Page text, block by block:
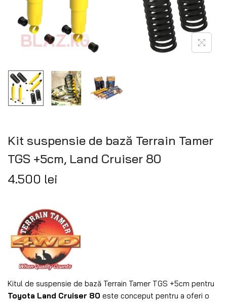
Kit suspensie de bază Terrain Tamer
TGS +5cm, Land Cruiser 80
4.500 lei
Kitul de suspensie de bază Terrain Tamer TGS +5cm pentru
Toyota Land Cruiser 80 este conceput pentru a oferi o